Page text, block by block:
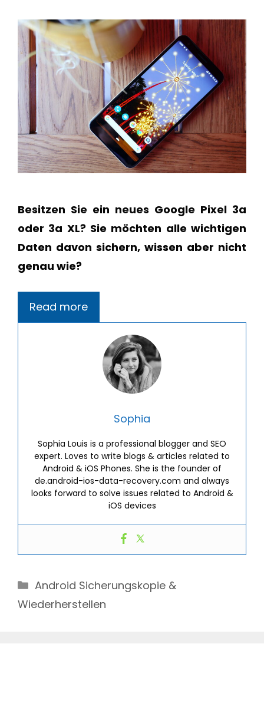
Besitzen Sie ein neues Google Pixel 3a
oder 3a XL? Sie möchten alle wichtigen
Daten davon sichern, wissen aber nicht
genau wie?
Read more
Sophia
Sophia Louis is a professional blogger and SEO
expert. Loves to write blogs & articles related to
Android & iOS Phones. She is the founder of
de.android-ios-data-recovery.com and always
looks forward to solve issues related to Android &
iOS devices
Categories
Android Sicherungskopie &
Wiederherstellen